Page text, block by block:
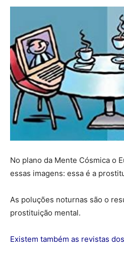
No plano da Mente Cósmica o
essas imagens: essa é a
As poluções noturnas são o
prostituição mental.
Existem também as revistas